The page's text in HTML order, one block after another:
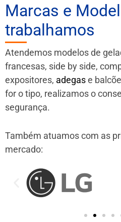
Marcas e
trabalhamos
Atendemos modelos de
francesas, side by side,
expositores, adegase
for o tipo, realizamos o
segurança.
Também atuamos com as
mercado: